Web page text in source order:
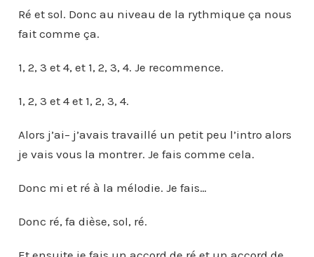
Ré et sol. Donc au niveau de la rythmique ça nous
fait comme ça.
1, 2, 3 et 4, et 1, 2, 3, 4. Je recommence.
1, 2, 3 et 4 et 1, 2, 3, 4.
Alors j’ai– j’avais travaillé un petit peu l’intro alors
je vais vous la montrer. Je fais comme cela.
Donc mi et ré à la mélodie. Je fais…
Donc ré, fa dièse, sol, ré.